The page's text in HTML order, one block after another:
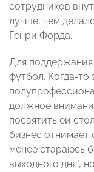
сотрудников
лучше, чем
Генри Форда.
Для
футбол. Когда-то
должное
посвятить ей
бизнес отнимает
менее стараюсь
выходного дня",